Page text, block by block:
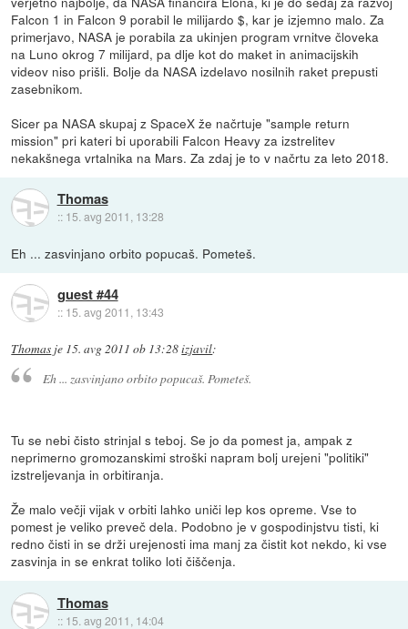
Falcon 1 in Falcon 9 porabil le milijardo $, kar je izjemno malo. Za
primerjavo, NASA je porabila za ukinjen program vrnitve človeka
na Luno okrog 7 milijard, pa dlje kot do maket in animacijskih
videov niso prišli. Bolje da NASA izdelavo nosilnih raket prepusti
zasebnikom.
Sicer pa NASA skupaj z SpaceX že načrtuje "sample return
mission" pri kateri bi uporabili Falcon Heavy za izstrelitev
nekakšnega vrtalnika na Mars. Za zdaj je to v načrtu za leto 2018.
Thomas
:: 15. avg 2011, 13:28
Eh ... zasvinjano orbito popucaš. Pometeš.
guest #44
:: 15. avg 2011, 13:43
Thomas je 15. avg 2011 ob 13:28izjavil:
Eh ... zasvinjano orbito popucaš. Pometeš.
Tu se nebi čisto strinjal s teboj. Se jo da pomest ja, ampak z
neprimerno gromozanskimi stroški napram bolj urejeni "politiki"
izstreljevanja in orbitiranja.
Že malo večji vijak v orbiti lahko uniči lep kos opreme. Vse to
pomest je veliko preveč dela. Podobno je v gospodinjstvu tisti, ki
redno čisti in se drži urejenosti ima manj za čistit kot nekdo, ki vse
zasvinja in se enkrat toliko loti čiščenja.
Thomas
:: 15. avg 2011, 14:04